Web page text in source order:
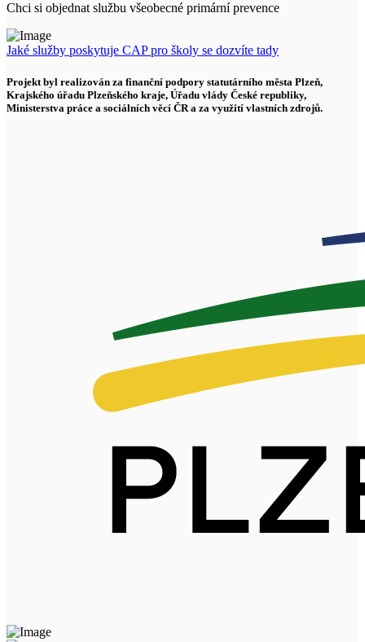
Chci si objednat službu všeobecné primární prevence
Jaké služby poskytuje CAP pro školy se dozvíte tady
Projekt byl realizován za finanční podpory statutárního města Plzeň,
Krajského úřadu Plzeňského kraje, Úřadu vlády České republiky,
Ministerstva práce a sociálních věcí ČR a za využití vlastních zdrojů.